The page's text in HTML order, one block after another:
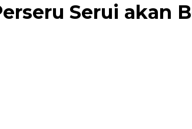
Serui akan